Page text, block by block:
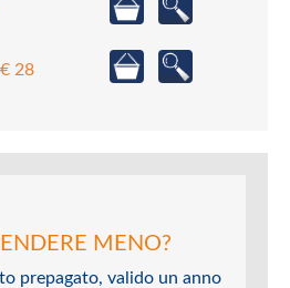
28
MENO?
prepagato, valido un anno